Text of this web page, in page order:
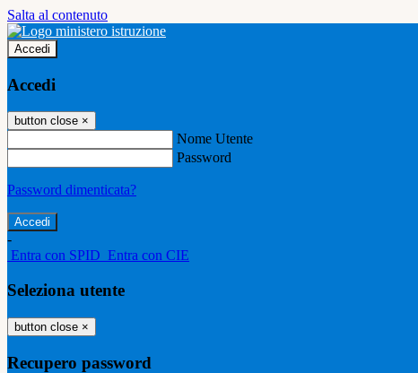
Salta al contenuto
Accedi
Accedi
button close ×
Nome Utente
Password
Password dimenticata?
-
Entra con SPID Entra con CIE
Seleziona utente
button close ×
Recupero password